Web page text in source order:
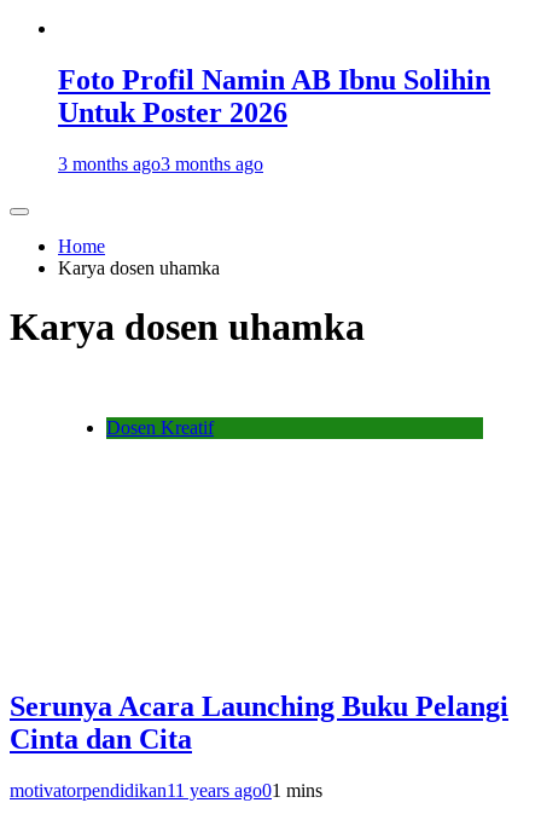
Foto Profil Namin AB Ibnu Solihin
Untuk Poster 2026
3 months ago3 months ago
Home
Karya dosen uhamka
Karya dosen uhamka
Dosen Kreatif
Serunya Acara Launching Buku Pelangi
Cinta dan Cita
motivatorpendidikan11 years ago01 mins